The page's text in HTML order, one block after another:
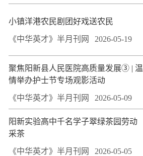
小镇洋港农民剧团好戏送农民
《中华英才》半月刊网 2026-05-19
聚焦阳新县人民医院高质量发展③ | 温
情举办护士节专场观影活动
《中华英才》半月刊网 2026-05-09
阳新实验高中千名学子翠绿茶园劳动
采茶
《中华英才》半月刊网 2026-05-05